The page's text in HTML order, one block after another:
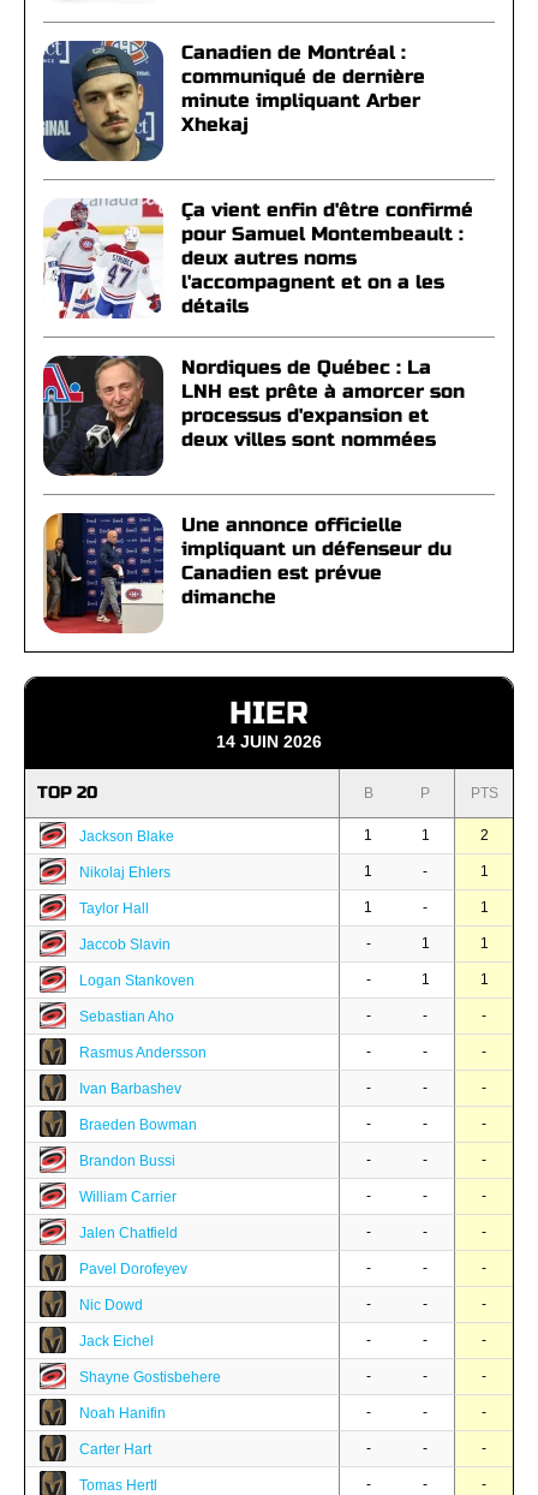
Canadien de Montréal :
communiqué de dernière
minute impliquant Arber
Xhekaj
Ça vient enfin d'être confirmé
pour Samuel Montembeault :
deux autres noms
l'accompagnent et on a les
détails
Nordiques de Québec : La
LNH est prête à amorcer son
processus d'expansion et
deux villes sont nommées
Une annonce officielle
impliquant un défenseur du
Canadien est prévue
dimanche
HIER
14 JUIN 2026
TOP 20 B P PTS
Jackson Blake 1 1 2
Nikolaj Ehlers 1 - 1
Taylor Hall 1 - 1
Jaccob Slavin - 1 1
Logan Stankoven - 1 1
Sebastian Aho - - -
Rasmus Andersson - - -
Ivan Barbashev - - -
Braeden Bowman - - -
Brandon Bussi - - -
William Carrier - - -
Jalen Chatfield - - -
Pavel Dorofeyev - - -
Nic Dowd - - -
Jack Eichel - - -
Shayne Gostisbehere - - -
Noah Hanifin - - -
Carter Hart - - -
Tomas Hertl - - -